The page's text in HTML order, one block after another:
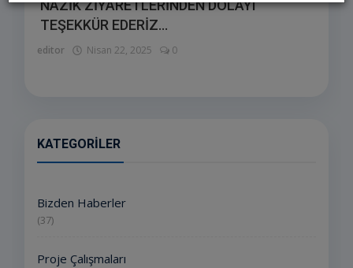
NAZİK ZİYARETLERİNDEN DOLAYI
TEŞEKKÜR EDERİZ...
editor Nisan 22, 2025 0
KATEGORILER
Bizden Haberler
(37)
Proje Çalışmaları